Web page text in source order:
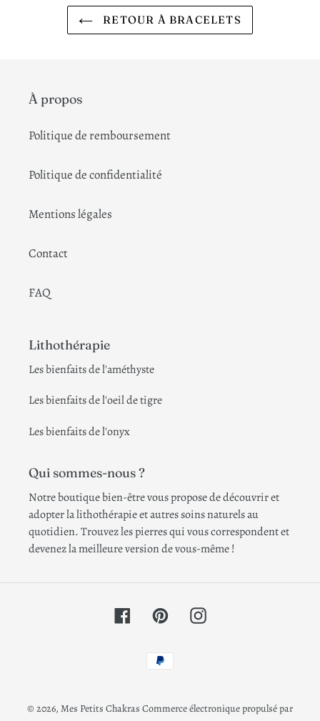
RETOUR À BRACELETS
À propos
Politique de remboursement
Politique de confidentialité
Mentions légales
Contact
FAQ
Lithothérapie
Les bienfaits de l'améthyste
Les bienfaits de l'oeil de tigre
Les bienfaits de l'onyx
Qui sommes-nous ?
Notre boutique bien-être vous propose de découvrir et
adopter la lithothérapie et autres soins naturels au
quotidien. Trouvez les pierres qui vous correspondent et
devenez la meilleure version de vous-même !
FacebookPinterestInstagram
Moyens
© 2026, Mes Petits Chakras Commerce électronique propulsé par